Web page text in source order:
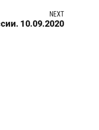
NEXT
10.09.2020